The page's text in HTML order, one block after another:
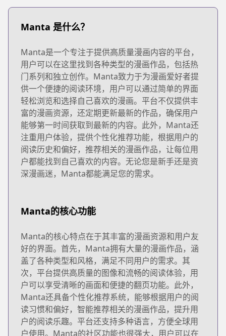
Manta 是什么？
Manta是一个专注于提供高质量漫画内容的平台，
用户可以在这里找到各种类型的漫画作品，包括热
门系列和独立创作。Manta致力于为漫画爱好者提
供一个便捷的阅读环境，用户可以通过简单的界面
轻松浏览和选择自己喜欢的漫画。平台不仅提供丰
富的漫画资源，还定期更新最新的作品，确保用户
能够第一时间获取到最新的内容。此外，Manta还
注重用户体验，提供个性化推荐功能，根据用户的
阅读历史和偏好，推荐相关的漫画作品，让每位用
户都能找到自己喜欢的内容。无论您是新手还是资
深漫画迷，Manta都能满足您的需求。
Manta的核心功能
Manta的核心特点在于其丰富的漫画资源和用户友
好的界面。首先，Manta拥有大量的漫画作品，涵
盖了各种类型和风格，满足不同用户的需求。其
次，平台提供高质量的图像和流畅的阅读体验，用
户可以享受清晰的画面和便捷的翻页功能。此外，
Manta还具备个性化推荐系统，能够根据用户的阅
读习惯和偏好，智能推荐相关的漫画作品，提升用
户的阅读乐趣。平台还支持多种语言，方便全球用
户使用。Manta的社区功能也很强大，用户可以在